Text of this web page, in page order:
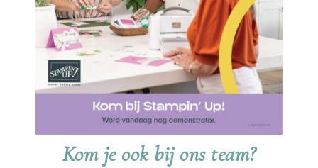
Kom je ook bij ons team?